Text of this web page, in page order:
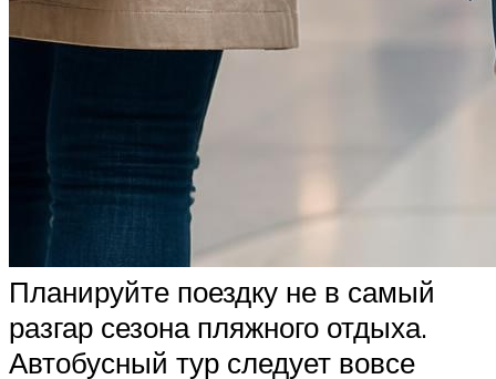
Планируйте поездку не в самый
разгар сезона пляжного отдыха.
Автобусный тур следует вовсе